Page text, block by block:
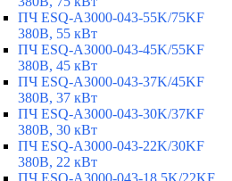
ПЧ ESQ-A3000-043-55K/75KF
380В, 55 кВт
ПЧ ESQ-A3000-043-45K/55KF
380В, 45 кВт
ПЧ ESQ-A3000-043-37K/45KF
380В, 37 кВт
ПЧ ESQ-A3000-043-30K/37KF
380В, 30 кВт
ПЧ ESQ-A3000-043-22K/30KF
380В, 22 кВт